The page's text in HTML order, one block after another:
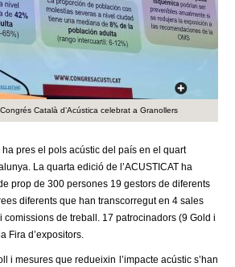
Català d’Acústica celebrat a Granollers
pres el pols acústic del país en el quart
La quarta edició de l’ACUSTICAT ha
prop de 300 persones 19 gestors de diferents
diferents que han transcorregut en 4 sales
de treball. 17 patrocinadors (9 Gold i
Fira d’expositors.
i mesures que redueixin l’impacte acústic s’han